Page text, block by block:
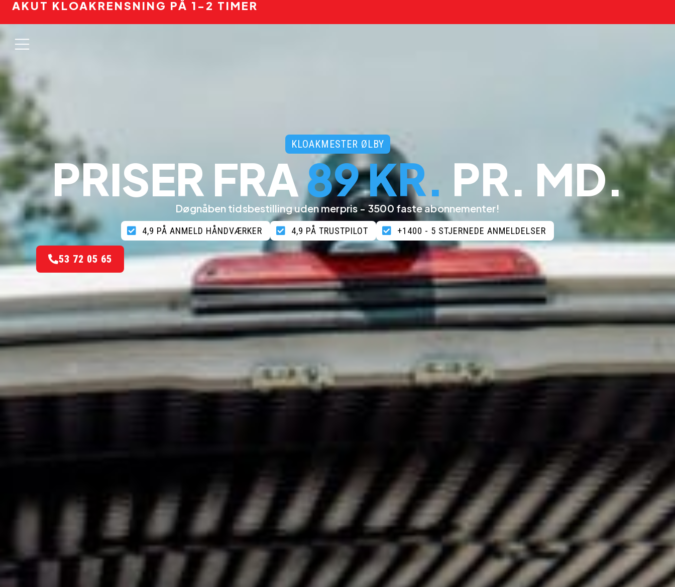
AKUT KLOAKRENSNING PÅ 1-2 TIMER
KLOAKMESTER ØLBY
PRISER FRA89 KR. PR. MD.
Døgnåben tidsbestilling uden merpris - 3500 faste abonnementer!
4,9 PÅ ANMELD HÅNDVÆRKER 4,9 PÅ TRUSTPILOT +1400 - 5 STJERNEDE ANMELDELSER
53 72 05 65